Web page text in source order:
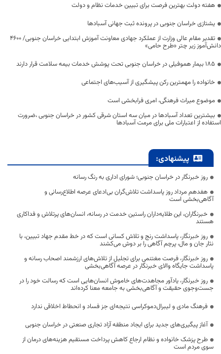
هفته دولت بهترین فرصت برای تبیین خدمات نظام و دولت
یشتازی خراسان جنوبی در پرونده ثبت جهانی آسبادها
تقدیر مقام عالی وزارت از عملکرد جهادی معاونت آموزش ابتدایی خراسان جنوبی/ ۴۶۰۰
دانش‌آموز زیر چتر «طرح حامی»
۱۸۵ بیمار هموفیلی در خراسان جنوبی تحت پوشش خدمات بیمه سلامت قرار دارند
خانواده را مهمترین رکن پیشگیری از آسیب‌های اجتماعی
موضوع میراث فرهنگی، امری فرابخشی است
بیشترین تعداد آسبادها در میان سه استان شرقی کشور در خراسان جنوبی ،ضرورت
استفاده از اعتبارات ملی برای مرمت آسبادها
پیشنهادی:
روز خبرنگار در خراسان جنوبی؛ شورای اداری به رنگ رسانه
هفدهم مرداد روز پاسداشت تلاش‌گران بی‌ادعای عرصه اطلاع‌رسانی و
آگاهی‌بخشی است
خبرنگاران، این طلایه‌داران راستین خدمت در رسانه، انسان‌های پرتلاش و فداکاری
هستند
روز خبرنگار، پاسداشت رنج و تلاش کسانی است که در خط مقدم جهاد تبیین، با
نثار جان و مال، پرچم آگاهی را بر دوش می‌کشند
روز خبرنگار، فرصت مغتنمی برای تجلیل از تلاش‌های ارزشمند اصحاب رسانه و
پاسداشت جایگاه والای خبرنگار در عرصه آگاهی‌بخشی
روز خبرنگار، یادآور مجاهدت‌های خاموش انسان‌هایی است که رسالت خود را در
جست‌وجوی حقیقت و آگاهی‌بخشی به جامعه معنا کرده‌اند
فرهنگ مادی و لیبرال‌دموکراسی نتیجه‌ای جز فساد و انحطاط اخلاقی ندارد
آغاز پیگیری‌های جدید برای ایجاد منطقه آزاد تجاری صنعتی در خراسان جنوبی
طرح پزشک خانواده و نظام ارجاع کاهش پرداخت مستقیم هزینه‌های درمان از
سوی مردم است